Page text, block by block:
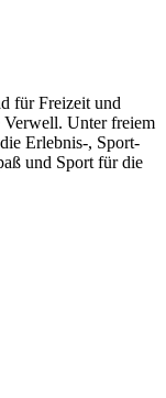
für Freizeit und
Verwell. Unter freiem
Erlebnis-, Sport-
und Sport für die